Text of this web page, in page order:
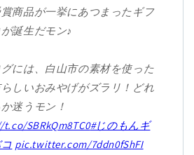
商品が一挙にあつまったギフ
が誕生だモン♪
グには、白山市の素材を使った
しいおみやげがズラリ！どれ
迷うモン！
SBRkQm8TC0#じのもんギ
pic.twitter.com/7ddn0fShFI